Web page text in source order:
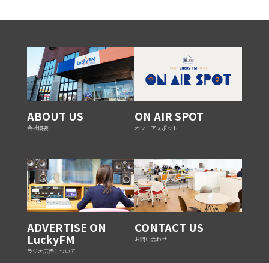
ABOUT US
会社概要
ON AIR SPOT
オンエアスポット
ADVERTISE ON
LuckyFM
ラジオ広告について
CONTACT US
お問い合わせ